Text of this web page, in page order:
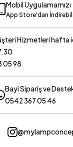
Mobil Uygulamamızı
App Store'dan
Hizmetleri hafta
05 98
Bayi Sipariş ve
0542 367 05 46